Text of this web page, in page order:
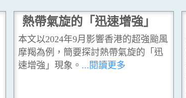
熱帶氣旋的「迅速增強」
本文以2024年9月影響香港的超強颱風
摩羯為例，簡要探討熱帶氣旋的「迅
速增強」現象。 ...閱讀更多